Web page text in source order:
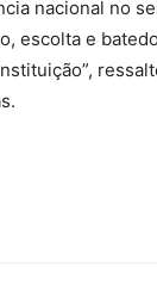
nacional no
escolta e